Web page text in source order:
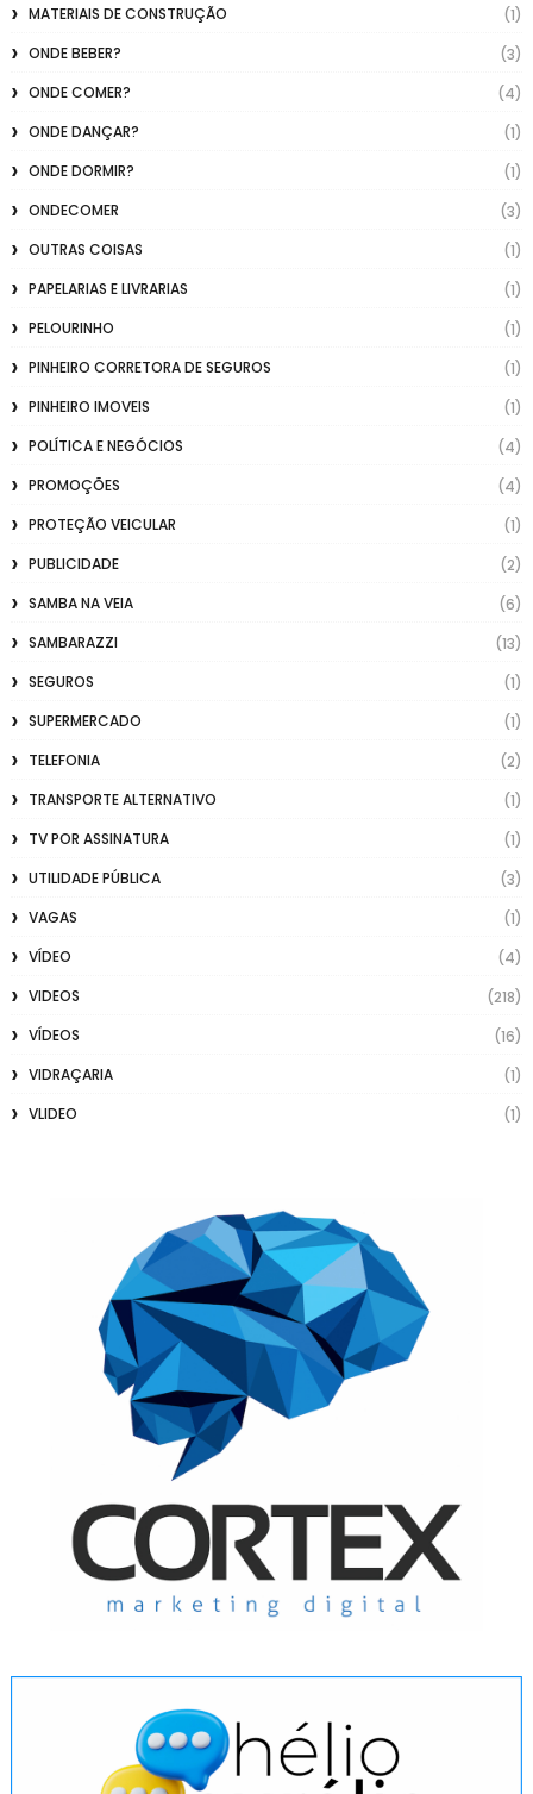
MATERIAIS DE CONSTRUÇÃO
(1)
ONDE BEBER?
(3)
ONDE COMER?
(4)
ONDE DANÇAR?
(1)
ONDE DORMIR?
(1)
ONDECOMER
(3)
OUTRAS COISAS
(1)
PAPELARIAS E LIVRARIAS
(1)
PELOURINHO
(1)
PINHEIRO CORRETORA DE SEGUROS
(1)
PINHEIRO IMOVEIS
(1)
POLÍTICA E NEGÓCIOS
(4)
PROMOÇÕES
(4)
PROTEÇÃO VEICULAR
(1)
PUBLICIDADE
(2)
SAMBA NA VEIA
(6)
SAMBARAZZI
(13)
SEGUROS
(1)
SUPERMERCADO
(1)
TELEFONIA
(2)
TRANSPORTE ALTERNATIVO
(1)
TV POR ASSINATURA
(1)
UTILIDADE PÚBLICA
(3)
VAGAS
(1)
VÍDEO
(4)
VIDEOS
(218)
VÍDEOS
(16)
VIDRAÇARIA
(1)
VLIDEO
(1)